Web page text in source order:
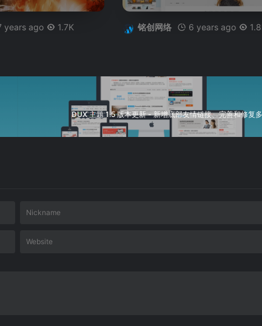
years ago 1.7K 铭创网络 6 years ago
DUX 主题 1.5 版本更新 - 新增底部友情链接、完善和修复